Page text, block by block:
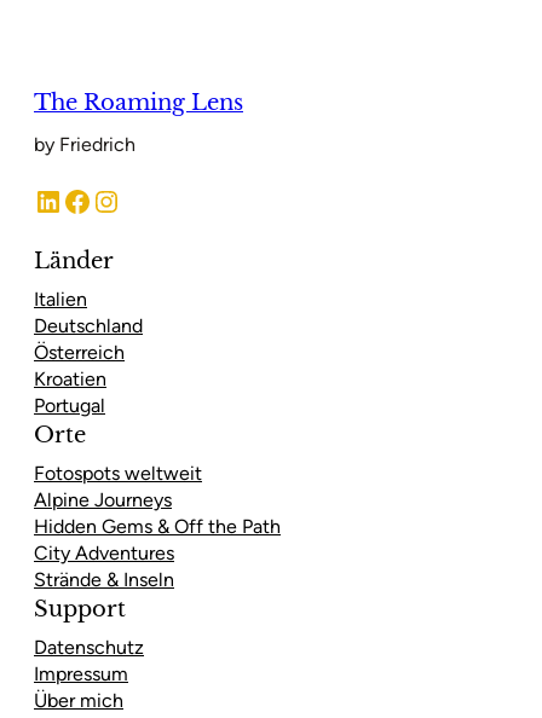
The Roaming Lens
by Friedrich
LinkedIn Facebook Instagram
Länder
Italien
Deutschland
Österreich
Kroatien
Portugal
Orte
Fotospots weltweit
Alpine Journeys
Hidden Gems & Off the Path
City Adventures
Strände & Inseln
Support
Datenschutz
Impressum
Über mich